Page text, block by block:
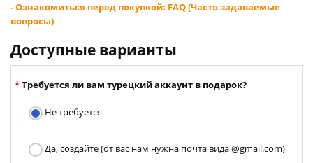
- Ознакомиться перед покупкой: FAQ (Часто задаваемые
вопросы)
Доступные варианты
Требуется ли вам турецкий аккаунт в подарок?
Не требуется
Да, создайте (от вас нам нужна почта вида @gmail.com)